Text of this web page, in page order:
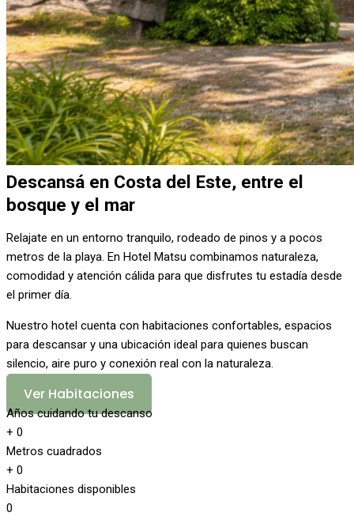
Descansá en Costa del Este, entre el
bosque y el mar
Relajate en un entorno tranquilo, rodeado de pinos y a pocos
metros de la playa. En Hotel Matsu combinamos naturaleza,
comodidad y atención cálida para que disfrutes tu estadía desde
el primer día.
Nuestro hotel cuenta con habitaciones confortables, espacios
para descansar y una ubicación ideal para quienes buscan
silencio, aire puro y conexión real con la naturaleza.
Ver Habitaciones
Años cuidando tu descanso
+ 0
Metros cuadrados
+ 0
Habitaciones disponibles
0